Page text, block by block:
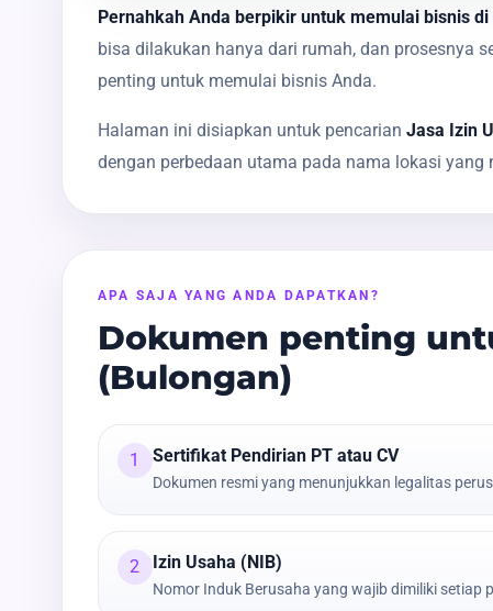
Pernahkah Anda berpikir untuk memulai bisnis
bisa dilakukan hanya dari rumah, dan prosesnya
penting untuk memulai bisnis Anda.
Halaman ini disiapkan untuk pencarian Jasa Izin
dengan perbedaan utama pada nama lokasi
APA SAJA YANG ANDA DAPATKAN?
Dokumen penting
(Bulongan)
1 Sertifikat Pendirian PT atau CV
Dokumen resmi yang menunjukkan legalitas
2 Izin Usaha (NIB)
Nomor Induk Berusaha yang wajib dimiliki setiap